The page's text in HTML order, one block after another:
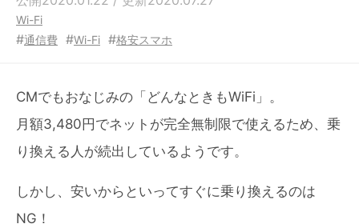
Wi-Fi
#通信費 #Wi-Fi #格安スマホ
CMでもおなじみの「どんなときもWiFi」。
月額3,480円でネットが完全無制限で使えるため、乗
り換える人が続出しているようです。
しかし、安いからといってすぐに乗り換えるのは
NG！